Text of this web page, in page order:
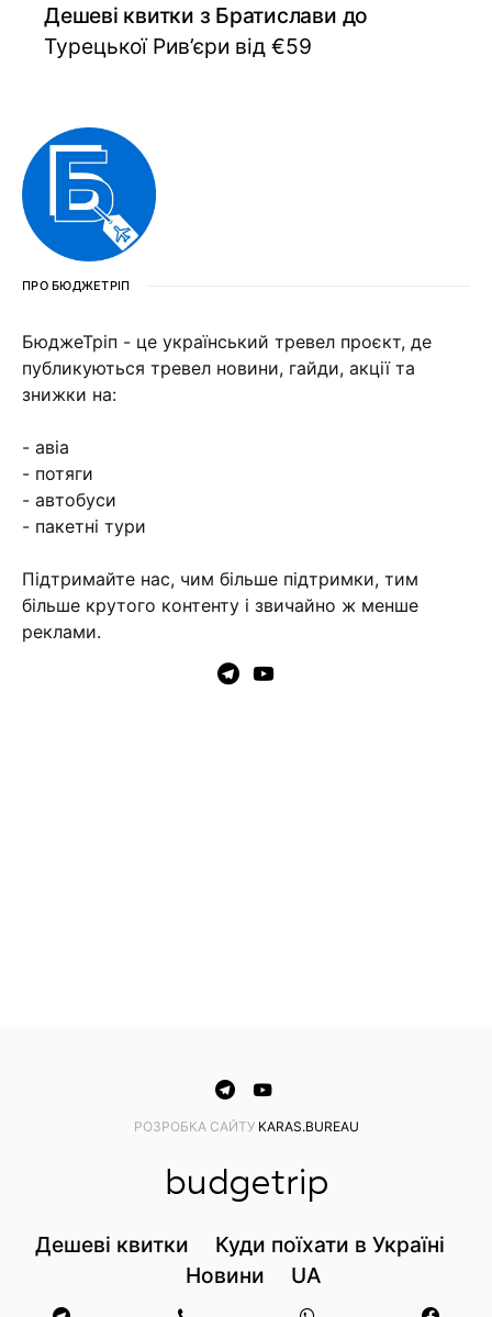
Дешеві квитки з Братислави до
Турецької Рив’єри від €59
ПРО БЮДЖЕТРІП
БюджеТріп - це український тревел проєкт, де
публикуються тревел новини, гайди, акції та
знижки на:
- авіа
- потяги
- автобуси
- пакетні тури
Підтримайте нас, чим більше підтримки, тим
більше крутого контенту і звичайно ж менше
реклами.
PОЗРОБКА САЙТУ KARAS.BUREAU
Дешеві квитки
Куди поїхати в Україні
Новини
UA